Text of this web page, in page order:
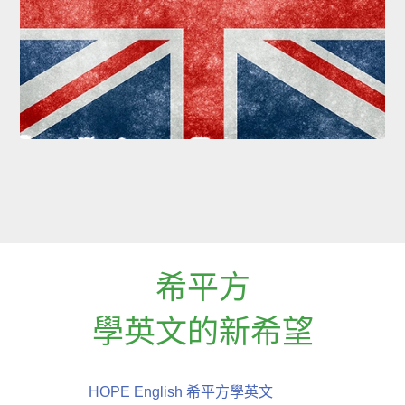
希平方
學英文的新希望
HOPE English 希平方學英文